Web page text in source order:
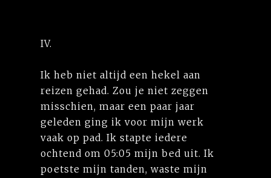
IV.
Ik heb niet altijd een hekel aan
reizen gehad. Zou je niet zeggen
misschien, maar een paar jaar
geleden ging ik voor mijn werk
vaak op pad. Ik stapte iedere
ochtend om 05:05 mijn bed uit. Ik
poetste mijn tanden, waste mijn